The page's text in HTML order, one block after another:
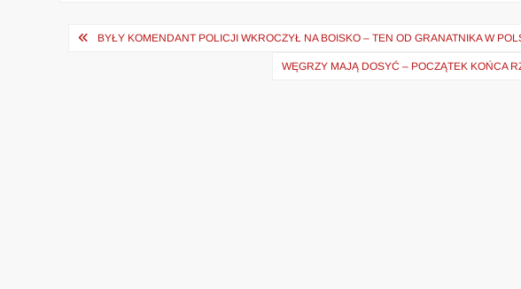
Nawigacja
BYŁY KOMENDANT POLICJI WKROCZYŁ NA BOISKO – TEN OD GRANATNIKA W
WĘGRZY MAJĄ DOSYĆ – POCZĄTEK KOŃCA